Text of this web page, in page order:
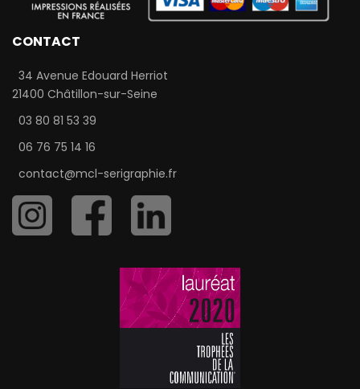
CONTACT
34 Avenue Edouard Herriot
21400 Châtillon-sur-Seine
03 80 81 53 39
06 76 75 14 16
contact@mcl-serigraphie.fr